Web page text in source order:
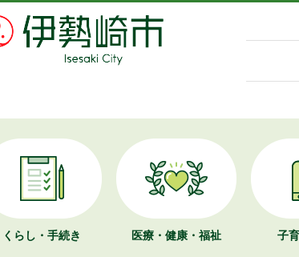
くらし・手続き 医療・健康・福祉 子